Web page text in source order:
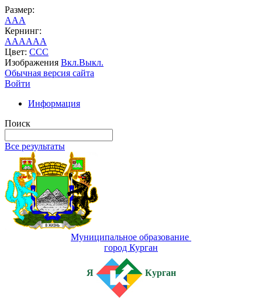
Размер:
AAA
Кернинг:
AAAAAA
Цвет: CCC
Изображения Вкл.Выкл.
Обычная версия сайта
Войти
Информация
Поиск
Все результаты
Муниципальное образование
город Курган
Я Курган